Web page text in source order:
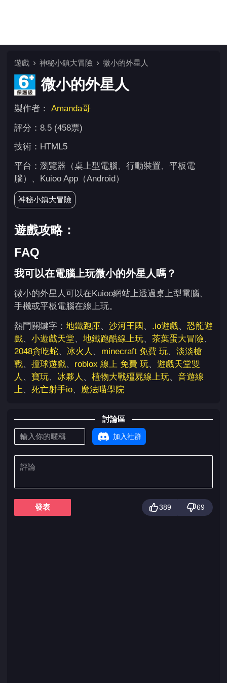
遊戲 神秘小鎮大冒險 微小的外星人
微小的外星人
製作者： Amanda哥
評分：8.5 (458票)
技術：HTML5
平台：瀏覽器（桌上型電腦、行動裝置、平板電
腦）、Kuioo App（Android）
神秘小鎮大冒險
遊戲攻略：
FAQ
我可以在電腦上玩微小的外星人嗎？
微小的外星人可以在Kuioo網站上透過桌上型電腦、
手機或平板電腦在線上玩。
熱門關鍵字： 地鐵跑庫、 沙河王國 、 .io遊戲、 恐龍遊
戲、 小遊戲天堂、 地鐵跑酷線上玩、 茶葉蛋大冒險、
2048貪吃蛇、 冰火人 、 minecraft 免費 玩、 淡淡槍
戰、 撞球遊戲、 roblox 線上 免費 玩、 遊戲天堂雙
人 、 寶玩、 冰夥人 、 植物大戰殭屍線上玩、 音遊線
上 、 死亡射手io、 魔法喵學院
討論區
加入社群
發表 389 69